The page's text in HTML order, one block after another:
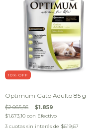
10% OFF
Optimum Gato Adulto 85 g
$2.065,56 $1.859
$1.673,10 con Efectivo
3 cuotas sin interés de $619,67